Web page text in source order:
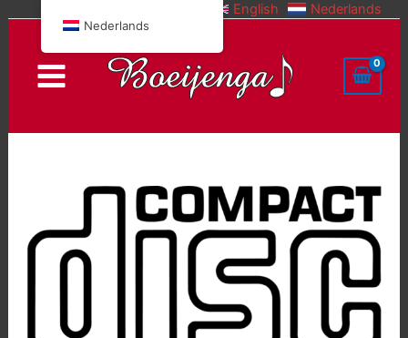
inhoud
English Nederlands
Nederlands